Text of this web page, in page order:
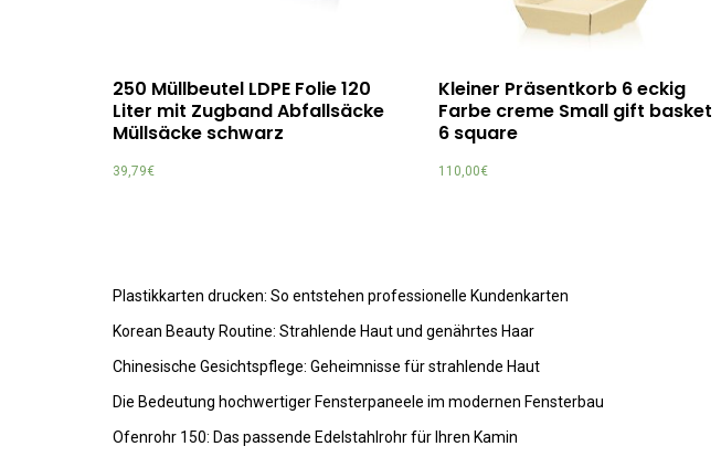
250 Müllbeutel LDPE Folie 120
Liter mit Zugband Abfallsäcke
Müllsäcke schwarz
39,79€
Kleiner Präsentkorb 6 eckig
Farbe creme Small gift basket
6 square
110,00€
Plastikkarten drucken: So entstehen professionelle Kundenkarten
Korean Beauty Routine: Strahlende Haut und genährtes Haar
Chinesische Gesichtspflege: Geheimnisse für strahlende Haut
Die Bedeutung hochwertiger Fensterpaneele im modernen Fensterbau
Ofenrohr 150: Das passende Edelstahlrohr für Ihren Kamin